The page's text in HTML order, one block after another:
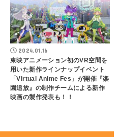
2024.01.16
東映アニメーション初のVR空間を
用いた新作ラインナップイベント
「Virtual Anime Fes」が開催『楽
園追放』の制作チームによる新作
映画の製作発表も！！